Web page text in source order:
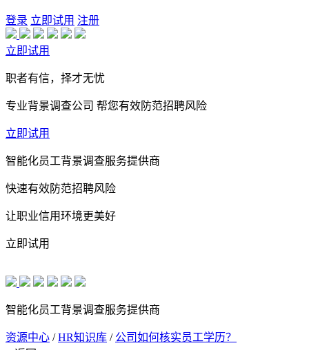
登录 立即试用 注册
立即试用
职者有信，择才无忧
专业背景调查公司 帮您有效防范招聘风险
立即试用
智能化员工背景调查服务提供商
快速有效防范招聘风险
让职业信用环境更美好
立即试用
智能化员工背景调查服务提供商
资源中心 /HR知识库 / 公司如何核实员工学历？